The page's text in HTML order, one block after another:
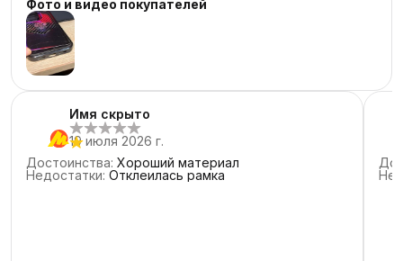
4 звезды
3 звезды
2 звезды
Фото и видео покупателей
Имя скрыто
19 июля 2026 г.
Достоинства: Хороший материал
Недостатки: Отклеилась рамка